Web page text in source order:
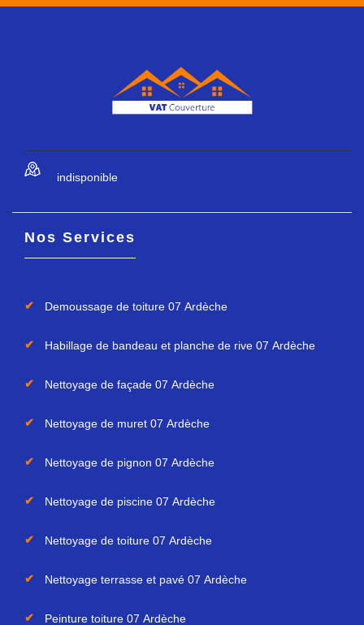
indisponible
Nos Services
Demoussage de toiture 07 Ardèche
Habillage de bandeau et planche de rive 07 Ardèche
Nettoyage de façade 07 Ardèche
Nettoyage de muret 07 Ardèche
Nettoyage de pignon 07 Ardèche
Nettoyage de piscine 07 Ardèche
Nettoyage de toiture 07 Ardèche
Nettoyage terrasse et pavé 07 Ardèche
Peinture toiture 07 Ardèche